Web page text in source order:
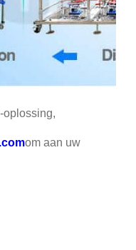
oplossing,
om aan uw